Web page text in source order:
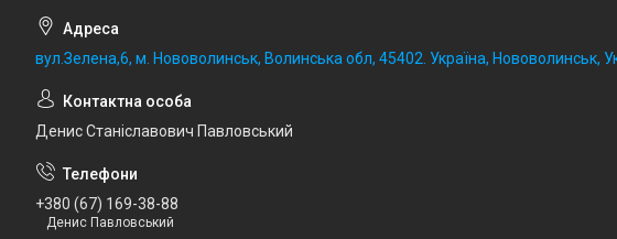
вул.Зелена,6, м. Нововолинськ, Волинська обл, 45402. Україна, Нововолинськ,
Денис Станіславович Павловський
+380 (67) 169-38-88
Денис Павловський